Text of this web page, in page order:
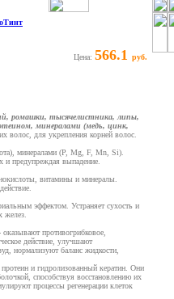
Цена: 566.1 руб.
ромашки, тысячелистника, липы,
минералами (медь, цинк,
волос, для укрепления корней волос.
минералами (Р, Mg, F, Mn, Si).
и предупреждая выпадение.
витамины и минералы.
эффектом. Устраняет сухость и
желез.
противогрибковое,
действие, улучшают
нормализуют баланс жидкости,
и гидролизованный кератин. Они
способствуя восстановлению их
процессы регенерации клеток